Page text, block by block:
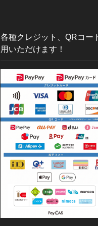
各種クレジット、QRコー
用いただけます！